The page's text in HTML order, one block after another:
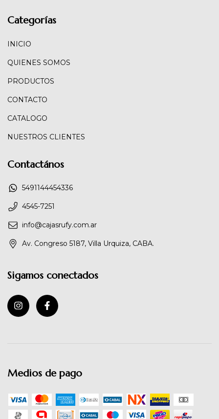
Categorías
INICIO
QUIENES SOMOS
PRODUCTOS
CONTACTO
CATALOGO
NUESTROS CLIENTES
Contactános
5491144454336
4545-7251
info@cajasrufy.com.ar
Av. Congreso 5187, Villa Urquiza, CABA.
Sigamos conectados
Medios de pago